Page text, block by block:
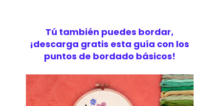
Fuente: rosario3.com